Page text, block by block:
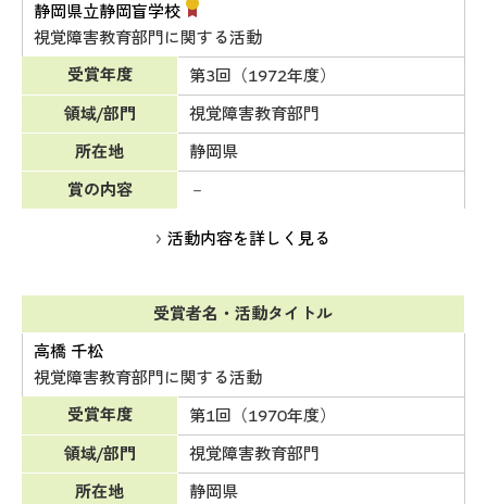
静岡県立静岡盲学校
視覚障害教育部門に関する活動
受賞年度
第3回（1972年度）
領域/部門
視覚障害教育部門
所在地
静岡県
賞の内容
－
活動内容を詳しく見る
受賞者名・活動タイトル
高橋 千松
視覚障害教育部門に関する活動
受賞年度
第1回（1970年度）
領域/部門
視覚障害教育部門
所在地
静岡県